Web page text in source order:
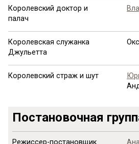
Королевский доктор и
палач
Королевская служанка
Джульетта
Королевский страж и шут
Постановочная
Режиссер-постановщик